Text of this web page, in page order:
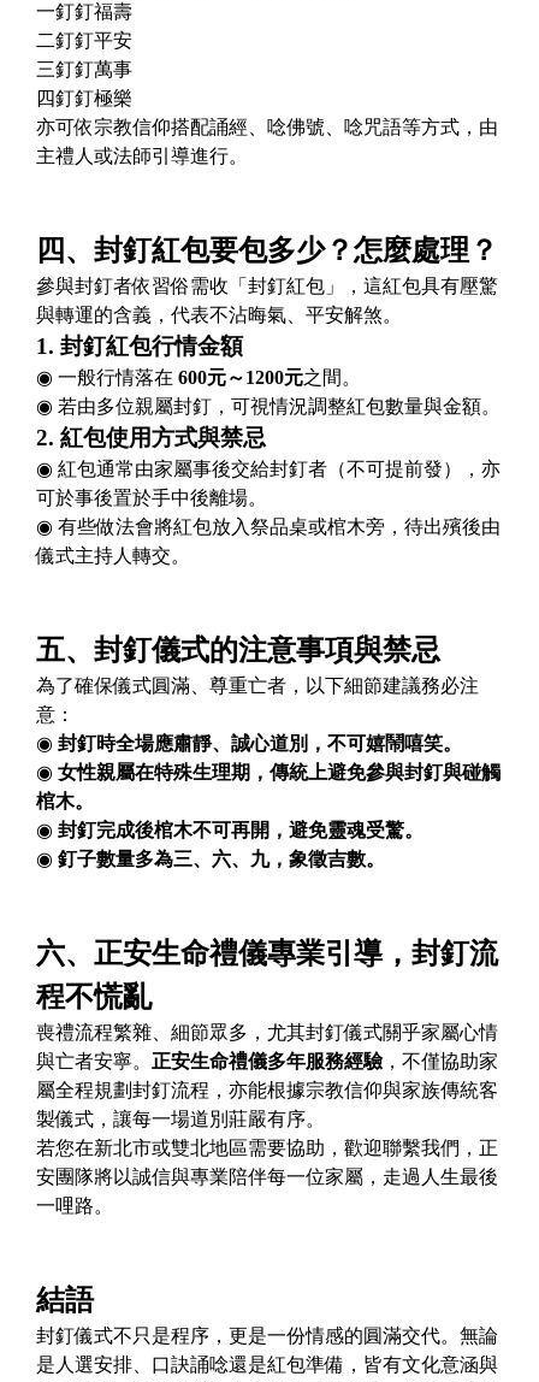
一釘釘福壽
二釘釘平安
三釘釘萬事
四釘釘極樂
亦可依宗教信仰搭配誦經、唸佛號、唸咒語等方式，由
主禮人或法師引導進行。
四、封釘紅包要包多少？怎麼處理？
參與封釘者依習俗需收「封釘紅包」，這紅包具有壓驚
與轉運的含義，代表不沾晦氣、平安解煞。
1.封釘紅包行情金額
◉ 一般行情落在600元～1200元之間。
◉ 若由多位親屬封釘，可視情況調整紅包數量與金額。
2.紅包使用方式與禁忌
◉ 紅包通常由家屬事後交給封釘者（不可提前發），亦
可於事後置於手中後離場。
◉ 有些做法會將紅包放入祭品桌或棺木旁，待出殯後由
儀式主持人轉交。
五、封釘儀式的注意事項與禁忌
為了確保儀式圓滿、尊重亡者，以下細節建議務必注
意：
◉封釘時全場應肅靜、誠心道別，不可嬉鬧嘻笑。
◉女性親屬在特殊生理期，傳統上避免參與封釘與碰觸
棺木。
◉封釘完成後棺木不可再開，避免靈魂受驚。
◉釘子數量多為三、六、九，象徵吉數。
六、正安生命禮儀專業引導，封釘流
程不慌亂
喪禮流程繁雜、細節眾多，尤其封釘儀式關乎家屬心情
與亡者安寧。正安生命禮儀多年服務經驗，不僅協助家
屬全程規劃封釘流程，亦能根據宗教信仰與家族傳統客
製儀式，讓每一場道別莊嚴有序。
若您在新北市或雙北地區需要協助，歡迎聯繫我們，正
安團隊將以誠信與專業陪伴每一位家屬，走過人生最後
一哩路。
結語
封釘儀式不只是程序，更是一份情感的圓滿交代。無論
是人選安排、口訣誦唸還是紅包準備，皆有文化意涵與